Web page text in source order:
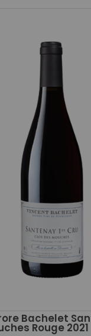
Bachelet
Rouge 2021